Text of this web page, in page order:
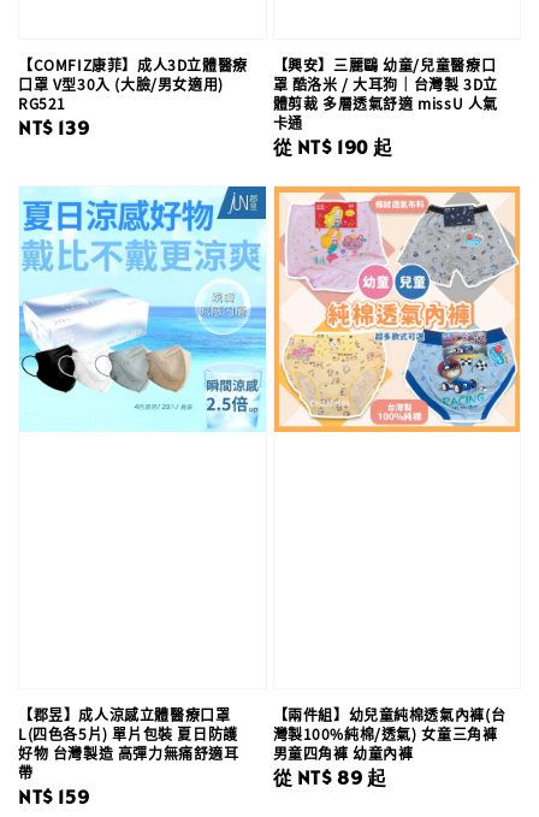
【COMFIZ康菲】成人3D立體醫療
口罩 V型30入 (大臉/男女適用)
RG521
Regular
NT$ 139
【興安】三麗鷗 幼童/兒童醫療口
罩 酷洛米 / 大耳狗｜台灣製 3D立
體剪裁 多層透氣舒適 missU 人氣
卡通
Regular
從 NT$ 190起
【郡昱】成人涼感立體醫療口罩
L(四色各5片) 單片包裝 夏日防護
好物 台灣製造 高彈力無痛舒適耳
帶
Regular
NT$ 159
【兩件組】幼兒童純棉透氣內褲(台
灣製100%純棉/透氣) 女童三角褲
男童四角褲 幼童內褲
Regular
從 NT$ 89 起